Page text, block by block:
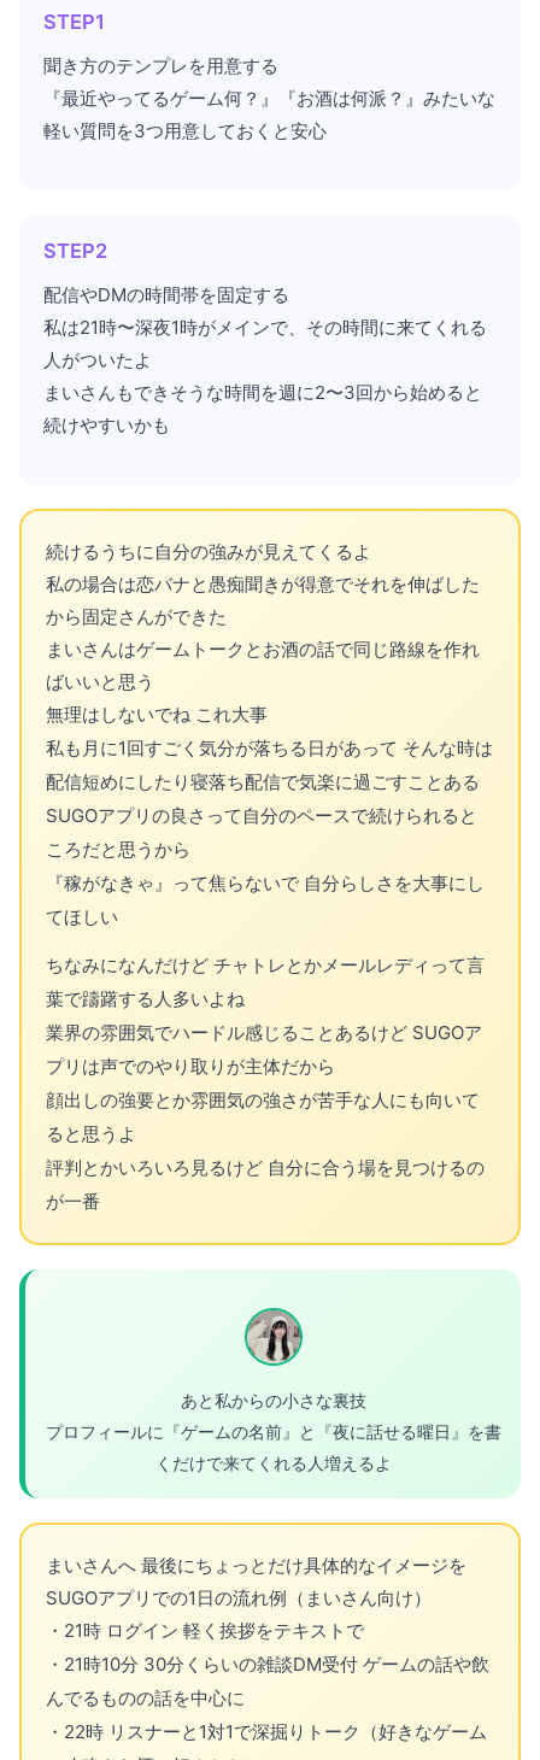
STEP1
聞き方のテンプレを用意する
『最近やってるゲーム何？』『お酒は何派？』みたいな
軽い質問を3つ用意しておくと安心
STEP2
配信やDMの時間帯を固定する
私は21時〜深夜1時がメインで、その時間に来てくれる
人がついたよ
まいさんもできそうな時間を週に2〜3回から始めると
続けやすいかも
続けるうちに自分の強みが見えてくるよ
私の場合は恋バナと愚痴聞きが得意でそれを伸ばした
から固定さんができた
まいさんはゲームトークとお酒の話で同じ路線を作れ
ばいいと思う
無理はしないでね これ大事
私も月に1回すごく気分が落ちる日があって そんな時は
配信短めにしたり寝落ち配信で気楽に過ごすことある
SUGOアプリの良さって自分のペースで続けられると
ころだと思うから
『稼がなきゃ』って焦らないで 自分らしさを大事にし
てほしい
ちなみになんだけど チャトレとかメールレディって言
葉で躊躇する人多いよね
業界の雰囲気でハードル感じることあるけど SUGOア
プリは声でのやり取りが主体だから
顔出しの強要とか雰囲気の強さが苦手な人にも向いて
ると思うよ
評判とかいろいろ見るけど 自分に合う場を見つけるの
が一番
あと私からの小さな裏技
プロフィールに『ゲームの名前』と『夜に話せる曜日』を書
くだけで来てくれる人増えるよ
まいさんへ 最後にちょっとだけ具体的なイメージを
SUGOアプリでの1日の流れ例（まいさん向け）
・21時 ログイン 軽く挨拶をテキストで
・21時10分 30分くらいの雑談DM受付 ゲームの話や飲
んでるものの話を中心に
・22時 リスナーと1対1で深掘りトーク（好きなゲーム